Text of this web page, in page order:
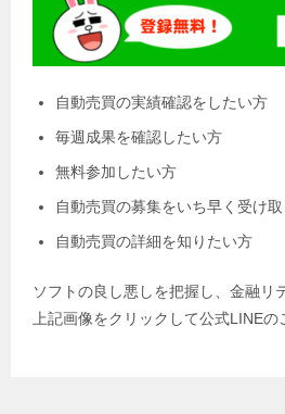
自動売買の実績確認をしたい方
毎週成果を確認したい方
無料参加したい方
自動売買の募集をいち早く受け
自動売買の詳細を知りたい方
ソフトの良し悪しを把握し、金融リ
上記画像をクリックして公式LINEの